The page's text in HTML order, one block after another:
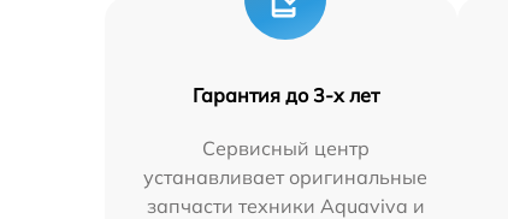
Гарантия до 3-х лет
Сервисный центр
устанавливает оригинальные
запчасти техники Aquaviva и